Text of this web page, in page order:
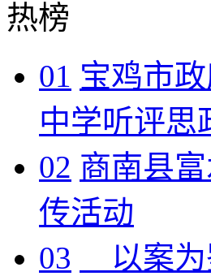
热榜
01 宝鸡市
中学听评思
02 商南县
传活动
03
以案